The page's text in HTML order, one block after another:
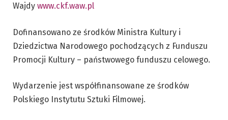
Wajdy www.ckf.waw.pl
Dofinansowano ze środków Ministra Kultury i
Dziedzictwa Narodowego pochodzących z Funduszu
Promocji Kultury – państwowego funduszu celowego.
Wydarzenie jest współfinansowane ze środków
Polskiego Instytutu Sztuki Filmowej.